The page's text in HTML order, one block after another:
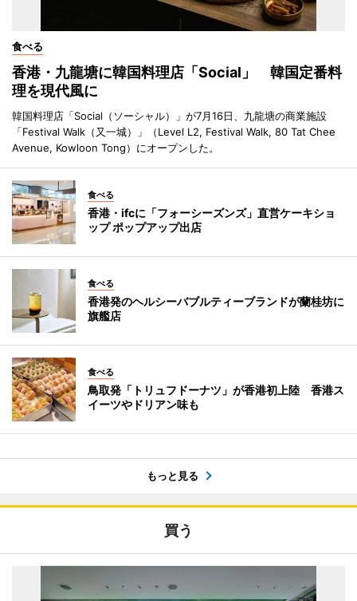
食べる
香港・九龍塘に韓国料理店「Social」 韓国定番料
理を現代風に
韓国料理店「Social（ソーシャル）」が7月16日、九龍塘の商業施設
「Festival Walk（又一城）」（Level L2, Festival Walk, 80 Tat Chee
Avenue, Kowloon Tong）にオープンした。
食べる
香港・ifcに「フォーシーズンズ」直営ケーキショ
ップ ポップアップ出店
食べる
香港発のヘルシーバブルティーブランドが蘭桂坊に
旗艦店
食べる
鳥取発「トリュフドーナツ」が香港初上陸 香港ス
イーツやドリアン味も
もっと見る
買う